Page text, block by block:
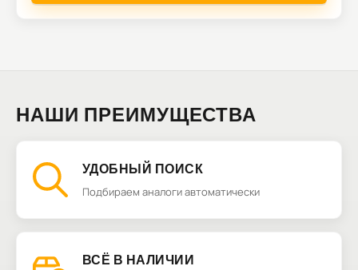
НАШИ ПРЕИМУЩЕСТВА
УДОБНЫЙ ПОИСК
Подбираем аналоги автоматически
ВСЁ В НАЛИЧИИ